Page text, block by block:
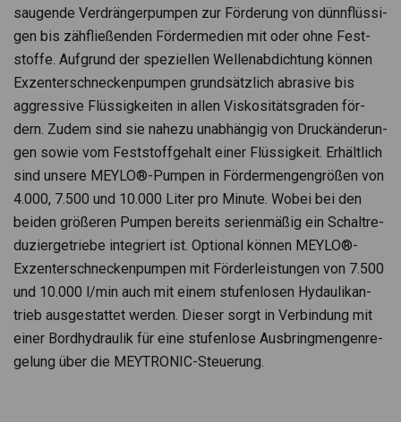
sau­gende Ver­drän­ger­pum­pen zur För­de­rung von dünn­flüs­si­
gen bis zäh­flie­ßen­den För­der­me­dien mit oder ohne Fest­
stoffe. Auf­grund der spe­zi­el­len Wel­len­ab­dich­tung kön­nen
Exzen­ter­schne­cken­pum­pen grund­sätz­lich abra­sive bis
aggres­sive Flüs­sig­kei­ten in allen Vis­ko­si­täts­gra­den för­
dern. Zudem sind sie nahezu unab­hän­gig von Druck­än­de­run­
gen sowie vom Fest­stoff­ge­halt einer Flüs­sig­keit. Erhält­lich
sind unsere MEYLO®-Pumpen in För­der­men­gen­grö­ßen von
4.000, 7.500 und 10.000 Liter pro Minute. Wobei bei den
bei­den grö­ße­ren Pum­pen bereits seri­en­mä­ßig ein Schalt­re­
du­zier­ge­triebe inte­griert ist. Optio­nal kön­nen MEYLO®-
Exzen­ter­schne­cken­pum­pen mit För­der­leis­tun­gen von 7.500
und 10.000 l/min auch mit einem stu­fen­lo­sen Hydau­lik­an­
trieb aus­ge­stat­tet wer­den. Die­ser sorgt in Ver­bin­dung mit
einer Bord­hy­drau­lik für eine stu­fen­lose Aus­bring­men­gen­re­
ge­lung über die MEY­TRO­NIC-Steue­rung.